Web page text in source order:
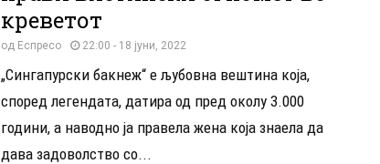
креветот
од Еспресо 22:00 - 18 јуни, 2022
„Сингапурски бакнеж“ е љубовна вештина која,
според легендата, датира од пред околу 3.000
години, а наводно ја правела жена која знаела да
дава задоволство со...